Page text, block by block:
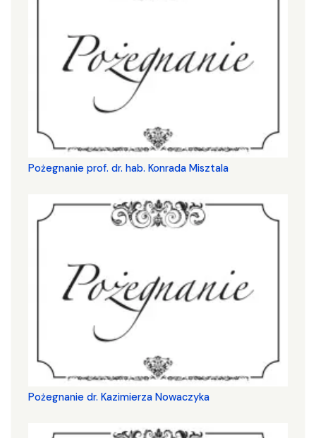
Pożegnanie prof. dr. hab. Konrada Misztala
Pożegnanie dr. Kazimierza Nowaczyka